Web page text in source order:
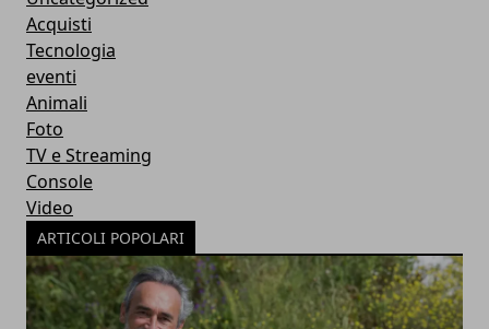
Acquisti
Tecnologia
eventi
Animali
Foto
TV e Streaming
Console
Video
ARTICOLI POPOLARI